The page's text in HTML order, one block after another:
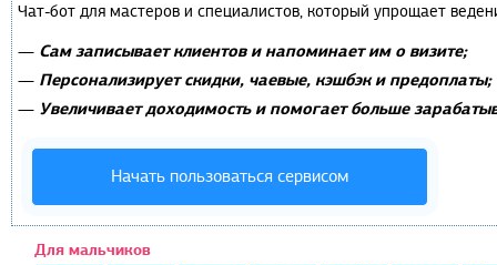
Чат-бот для мастеров и специалистов, который упрощает
— Сам записывает клиентов и напоминает им о визите;
— Персонализирует скидки, чаевые, кэшбэк и предоплаты;
— Увеличивает доходимость и помогает больше
Начать пользоваться сервисом
Для мальчиков